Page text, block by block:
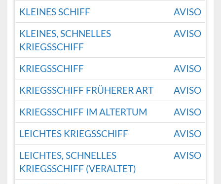
KLEINES SCHIFF
AVISO
KLEINES, SCHNELLES
KRIEGSSCHIFF
AVISO
KRIEGSSCHIFF
AVISO
KRIEGSSCHIFF FRÜHERER ART
AVISO
KRIEGSSCHIFF IM ALTERTUM
AVISO
LEICHTES KRIEGSSCHIFF
AVISO
LEICHTES, SCHNELLES
KRIEGSSCHIFF (VERALTET)
AVISO